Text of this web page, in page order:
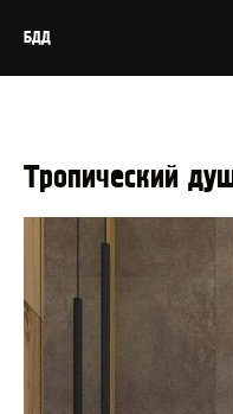
БДД
Тропический